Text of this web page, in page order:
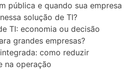
pública e quando sua empresa
solução de TI?
TI: economia ou decisão
grandes empresas?
como reduzir
na operação